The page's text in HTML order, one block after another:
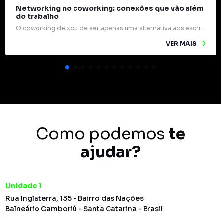
Networking no coworking: conexões que vão além
do trabalho
O coworking deixou de ser apenas uma alternativa aos escritórios tradicionais e passou a ocupar um papel estratégico na forma como profissionais e empresas se relacionam. Mais do que mesas compartilhadas e internet rápida, esses espaços são verdadeiros pontos de encontro para ideias, experiências e oportunidades. Um dos grandes diferenciais do coworking é o networking […]
VER MAIS
Como podemos te
ajudar?
Unidade 1
Rua Inglaterra, 135 - Bairro das Nações
Balneário Camboriú - Santa Catarina - Brasil